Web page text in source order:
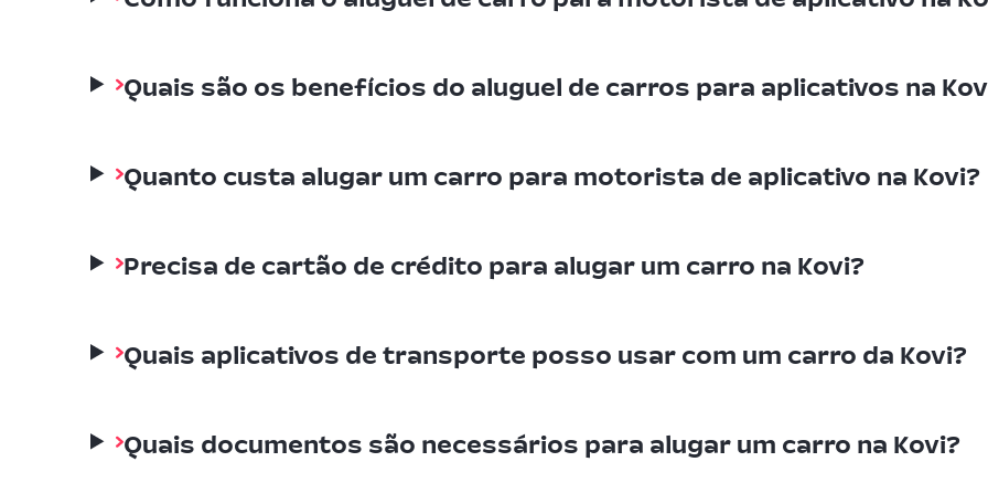
Quais são os benefícios do aluguel de carros para aplicativos na
Quanto custa alugar um carro para motorista de aplicativo na Kovi?
Precisa de cartão de crédito para alugar um carro na Kovi?
Quais aplicativos de transporte posso usar com um carro da Kovi?
Quais documentos são necessários para alugar um carro na Kovi?